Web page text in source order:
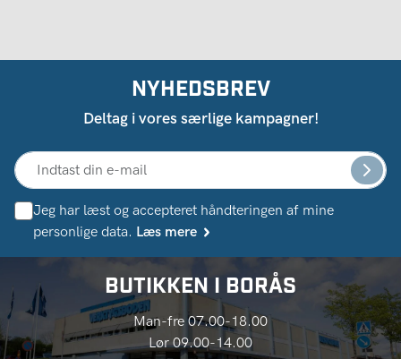
NYHEDSBREV
Deltag i vores særlige kampagner!
Jeg har læst og accepteret håndteringen af ​​mine
personlige data. Læs mere
BUTIKKEN I BORÅS
Man-fre 07.00-18.00
Lør 09.00-14.00